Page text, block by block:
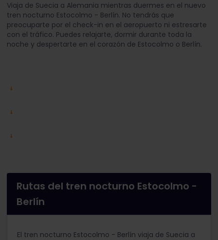
Viaja de Suecia a Alemania mientras duermes en el nuevo
tren nocturno Estocolmo - Berlín. No tendrás que
preocuparte por el check-in en el aeropuerto ni estresarte
con el tráfico. Puedes relajarte, dormir durante toda la
noche y despertarte en el corazón de Estocolmo o Berlín.
Rutas del tren nocturno Estocolmo -
Berlín
El tren nocturno Estocolmo - Berlín viaja de Suecia a